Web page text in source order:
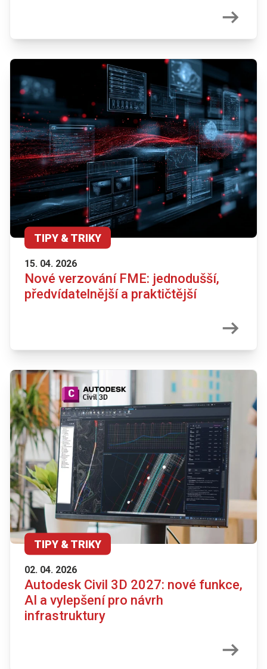
TIPY & TRIKY
15. 04. 2026
Nové verzování FME: jednodušší,
předvídatelnější a praktičtější
TIPY & TRIKY
02. 04. 2026
Autodesk Civil 3D 2027: nové funkce,
AI a vylepšení pro návrh
infrastruktury